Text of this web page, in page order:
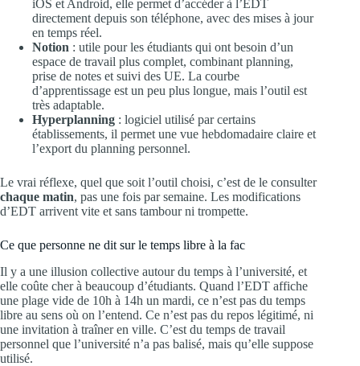
iOS et Android, elle permet d’accéder à l’EDT
directement depuis son téléphone, avec des mises à jour
en temps réel.
Notion : utile pour les étudiants qui ont besoin d’un
espace de travail plus complet, combinant planning,
prise de notes et suivi des UE. La courbe
d’apprentissage est un peu plus longue, mais l’outil est
très adaptable.
Hyperplanning : logiciel utilisé par certains
établissements, il permet une vue hebdomadaire claire et
l’export du planning personnel.
Le vrai réflexe, quel que soit l’outil choisi, c’est de le consulter
chaque matin, pas une fois par semaine. Les modifications
d’EDT arrivent vite et sans tambour ni trompette.
Ce que personne ne dit sur le temps libre à la fac
Il y a une illusion collective autour du temps à l’université, et
elle coûte cher à beaucoup d’étudiants. Quand l’EDT affiche
une plage vide de 10h à 14h un mardi, ce n’est pas du temps
libre au sens où on l’entend. Ce n’est pas du repos légitimé, ni
une invitation à traîner en ville. C’est du temps de travail
personnel que l’université n’a pas balisé, mais qu’elle suppose
utilisé.